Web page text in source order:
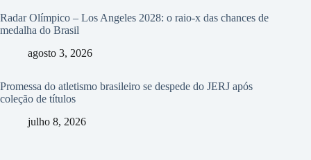
Radar Olímpico – Los Angeles 2028: o raio-x das chances de
medalha do Brasil
agosto 3, 2026
Promessa do atletismo brasileiro se despede do JERJ após
coleção de títulos
julho 8, 2026